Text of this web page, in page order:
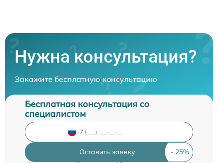
Нужна консультация?
Закажите бесплатную консультацию
Бесплатная консультация со
специалистом
Оставить заявку